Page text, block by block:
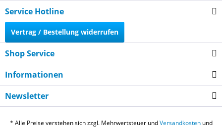
Service Hotline
Vertrag / Bestellung widerrufen
Shop Service
Informationen
Newsletter
* Alle Preise verstehen sich zzgl. Mehrwertsteuer undVersandkostenund